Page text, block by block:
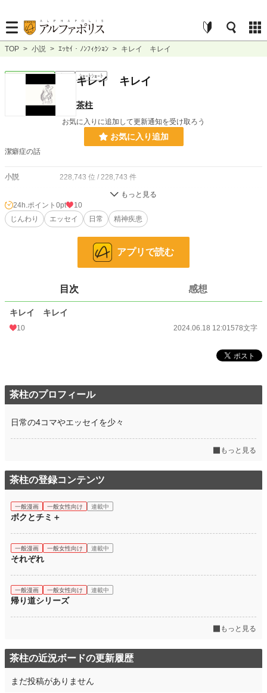
TOP > 小説 > ｴｯｾｲ・ﾉﾝﾌｨｸｼｮﾝ > キレイ キレイ
ｴｯｾｲ・ﾉﾝﾌｨｸｼｮﾝ ｼｮｰﾄｼｮｰﾄ
キレイ キレイ
茶柱
お気に入りに追加して更新通知を受け取ろう
お気に入り追加
潔癖症の話
小説 228,743 位 / 228,743 件
8,864 位 / 8,864 件
お気に入り 1
初回公開日時 2024.06.18 12:01
初回完結日時
年間ポイント 35 pt (166,603 位)
累計ポイント 1,679 pt (173,911 位)
24h.ポイント 0pt
10
じんわり
エッセイ 日常 精神疾患
アプリで読む
目次 感想
キレイ キレイ
10 2024.06.18 12:01578文字
茶柱のプロフィール
日常の4コマやエッセイを少々
もっと見る
茶柱の登録コンテンツ
一般漫画 一般女性向け 連載中
ボクとチミ＋
一般漫画 一般女性向け 連載中
それぞれ
一般漫画 一般女性向け 連載中
帰り道シリーズ
もっと見る
茶柱の近況ボードの更新履歴
まだ投稿がありません